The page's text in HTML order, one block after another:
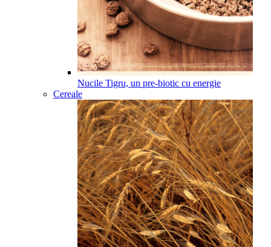
Nucile Tigru, un pre-biotic cu energie
Cereale